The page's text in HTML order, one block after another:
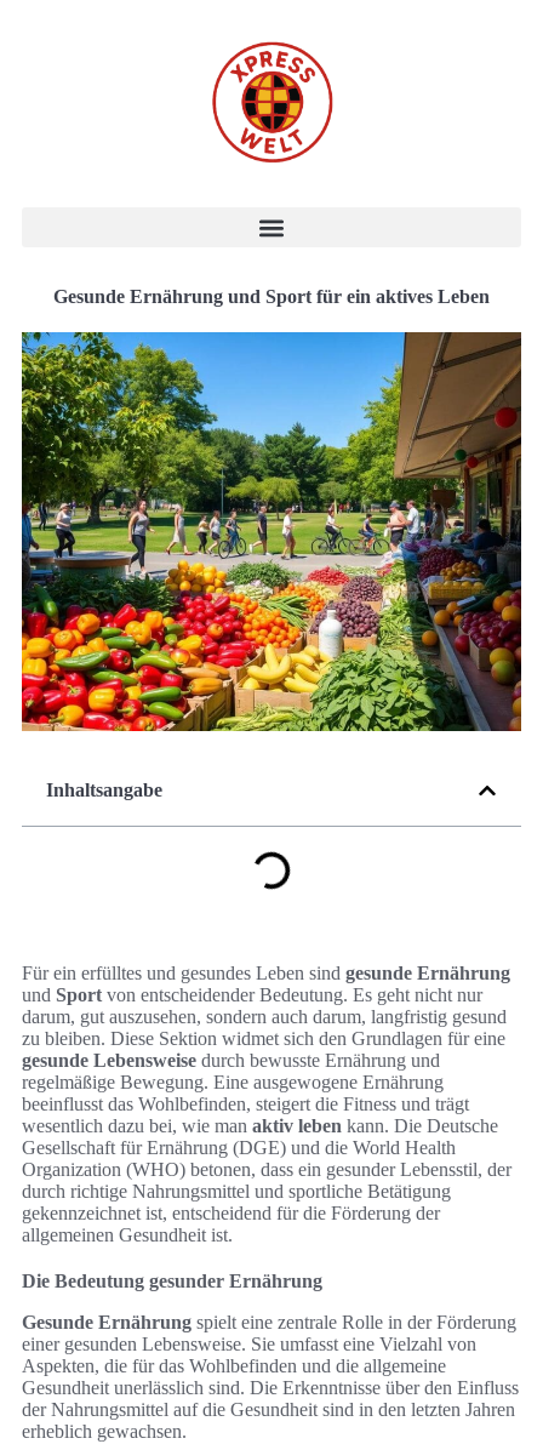
Gesunde Ernährung und Sport für ein aktives Leben
Inhaltsangabe
Für ein erfülltes und gesundes Leben sind gesunde Ernährung
und Sport von entscheidender Bedeutung. Es geht nicht nur
darum, gut auszusehen, sondern auch darum, langfristig gesund
zu bleiben. Diese Sektion widmet sich den Grundlagen für eine
gesunde Lebensweise durch bewusste Ernährung und
regelmäßige Bewegung. Eine ausgewogene Ernährung
beeinflusst das Wohlbefinden, steigert die Fitness und trägt
wesentlich dazu bei, wie man aktiv leben kann. Die Deutsche
Gesellschaft für Ernährung (DGE) und die World Health
Organization (WHO) betonen, dass ein gesunder Lebensstil, der
durch richtige Nahrungsmittel und sportliche Betätigung
gekennzeichnet ist, entscheidend für die Förderung der
allgemeinen Gesundheit ist.
Die Bedeutung gesunder Ernährung
Gesunde Ernährung spielt eine zentrale Rolle in der Förderung
einer gesunden Lebensweise. Sie umfasst eine Vielzahl von
Aspekten, die für das Wohlbefinden und die allgemeine
Gesundheit unerlässlich sind. Die Erkenntnisse über den Einfluss
der Nahrungsmittel auf die Gesundheit sind in den letzten Jahren
erheblich gewachsen.